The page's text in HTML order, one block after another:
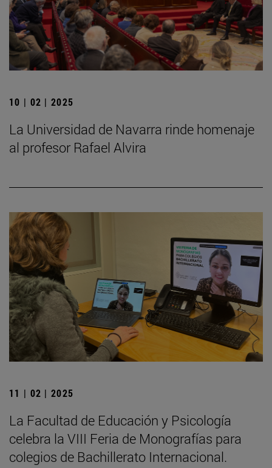
10 | 02 | 2025
La Universidad de Navarra rinde homenaje
al profesor Rafael Alvira
11 | 02 | 2025
La Facultad de Educación y Psicología
celebra la VIII Feria de Monografías para
colegios de Bachillerato Internacional.